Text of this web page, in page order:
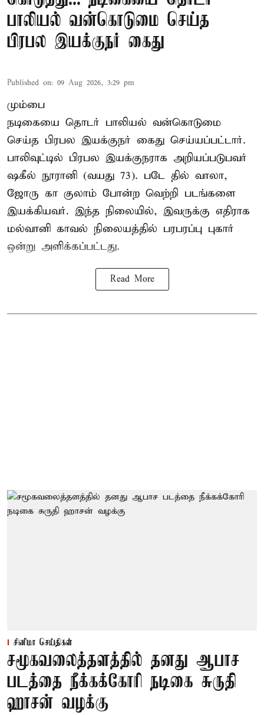
பாலியல் வன்கொடுமை செய்த
பிரபல இயக்குநர் கைது
Published on: 09 Aug 2026, 3:29 pm
மும்பை
நடிகையை தொடர் பாலியல் வன்கொடுமை
செய்த பிரபல இயக்குநர் கைது செய்யப்பட்டார்.
பாலிவுட்டில் பிரபல இயக்குநராக அறியப்படுபவர்
ஷகீல் நூரானி (வயது 73). படே தில் வாலா,
ஜோரு கா குலாம் போன்ற வெற்றி படங்களை
இயக்கியவர். இந்த நிலையில், இவருக்கு எதிராக
மல்வானி காவல் நிலையத்தில் பரபரப்பு புகார்
ஒன்று அளிக்கப்பட்டது.
Read More
சினிமா செய்திகள்
சமூகவலைத்தளத்தில் தனது ஆபாச
படத்தை நீக்கக்கோரி நடிகை சுருதி
ஹாசன் வழக்கு